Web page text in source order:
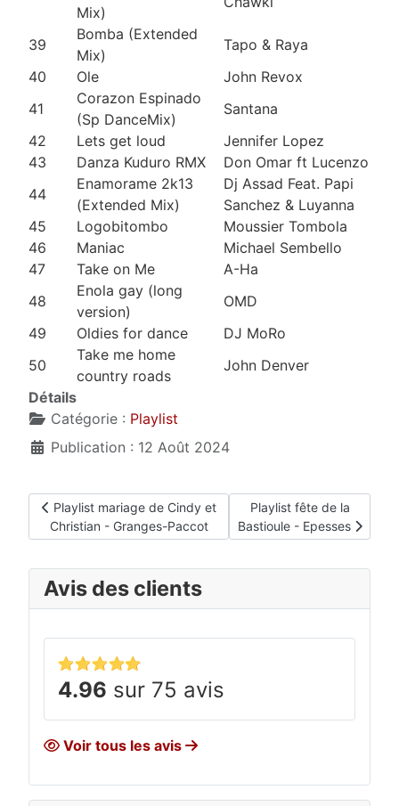
Mix)
39
Bomba (Extended
Mix)
Tapo & Raya
40
Ole
John Revox
41
Corazon Espinado
(Sp DanceMix)
Santana
42
Lets get loud
Jennifer Lopez
43
Danza Kuduro RMX
Don Omar ft Lucenzo
44
Enamorame 2k13
(Extended Mix)
Dj Assad Feat. Papi
Sanchez & Luyanna
45
Logobitombo
Moussier Tombola
46
Maniac
Michael Sembello
47
Take on Me
A-Ha
48
Enola gay (long
version)
OMD
49
Oldies for dance
DJ MoRo
50
Take me home
country roads
John Denver
Détails
Catégorie : Playlist
Publication : 12 Août 2024
Article précédent : Playlist mariage de Cindy et Christian -
Playlist mariage de Cindy et
Christian - Granges-Paccot
Article suivant : Playlist
Playlist fête de la
Bastioule - Epesses
Avis des clients
4.96 sur 75 avis
Voir tous les avis